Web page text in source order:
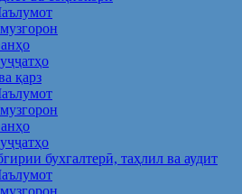
қарз
бухгалтерӣ, таҳлил ва аудит